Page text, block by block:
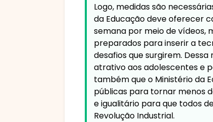
Logo, medidas são
da Educação deve oferecer
semana por meio de vídeos,
preparados para inserir a
desafios que surgirem.
atrativo aos adolescentes e
também que o Ministério da
públicas para tornar menos
e igualitário para que todos
Revolução Industrial.